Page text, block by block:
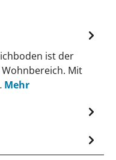
ist der
Mit
Mehr